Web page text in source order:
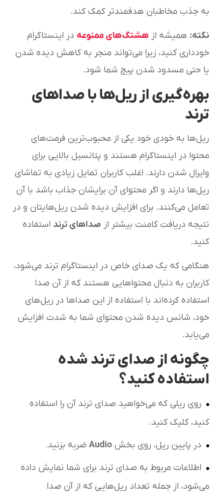
به جذب مخاطبان هدفمندتر کمک کند.
نکته: همیشه ازهشتگ‌های ممنوعه در اینستاگرام
خودداری کنید، زیرا می‌تواند منجر به کاهش دیده شدن
یا حتی مسدود شدن پیج شما شود.
بهره‌گیری از ریل‌ها با صداهای
ترند
ریل‌ها به خودی خود یکی از محبوب‌ترین فرمت‌های
محتوا در اینستاگرام هستند و پتانسیل بالایی برای
وایرال شدن دارند. اغلب کاربران تمایل زیادی به تماشای
ریل‌ها دارند و اگر محتوای آن برایشان جذاب باشد با آن
تعامل می‌کنند. برای افزایش دیده شدن ریل‌هایتان و در
نتیجه دریافت کامنت بیشتر از صداهای ترند استفاده
کنید.
هنگامی که یک صدای خاص در اینستاگرام ترند می‌شود،
کاربران به دنبال محتواهایی هستند که از آن صدا
استفاده کرده‌اند با استفاده از این صداها در ریل‌های
خود، شانس دیده شدن محتوای شما به شدت افزایش
می‌یابد.
چگونه از صدای ترند شده
استفاده کنید؟
روی ریلی که می‌خواهید صدای ترند آن را استفاده
کنید، کلیک کنید.
در پایین ریل، روی بخشAudio ضربه بزنید.
اطلاعات مربوط به صدای ترند برای شما نمایش داده
می‌شود، از جمله تعداد ریل‌هایی که از آن صدا